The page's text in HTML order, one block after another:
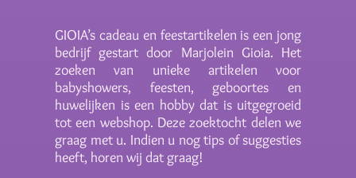
GIOIA’s cadeau en feestartikelen is een jong
bedrijf gestart door Marjolein Gioia. Het
zoeken van unieke artikelen voor
babyshowers, feesten, geboortes en
huwelijken is een hobby dat is uitgegroeid
tot een webshop. Deze zoektocht delen we
graag met u. Indien u nog tips of suggesties
heeft, horen wij dat graag!